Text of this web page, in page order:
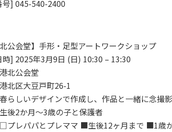
号] 045-540-2400
公会堂】手形・足型アートワークショップ
] 2025年3月9日 (日) 10:30 – 13:30
北公会堂
北区大豆戸町26-1
らしいデザインで作成し、作品と一緒に念撮影
後2か月～3歳の子と保護者
プレパパとプレママ ■生後12ヶ月まで ■1歳